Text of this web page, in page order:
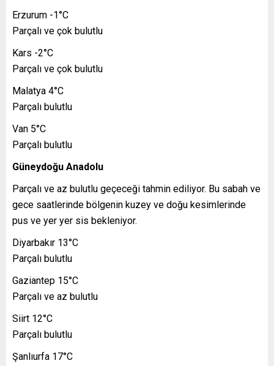
Erzurum -1°C
Parçalı ve çok bulutlu
Kars -2°C
Parçalı ve çok bulutlu
Malatya 4°C
Parçalı bulutlu
Van 5°C
Parçalı bulutlu
Güneydoğu Anadolu
Parçalı ve az bulutlu geçeceği tahmin ediliyor. Bu sabah ve
gece saatlerinde bölgenin kuzey ve doğu kesimlerinde
pus ve yer yer sis bekleniyor.
Diyarbakır 13°C
Parçalı bulutlu
Gaziantep 15°C
Parçalı ve az bulutlu
Siirt 12°C
Parçalı bulutlu
Şanlıurfa 17°C